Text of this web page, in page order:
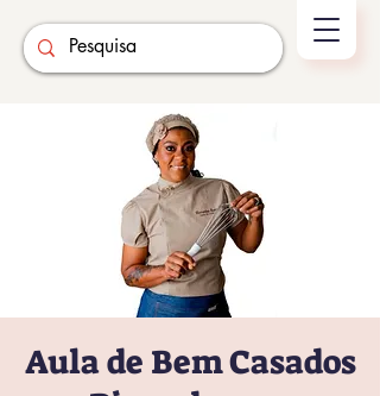
Aula de Bem Casados